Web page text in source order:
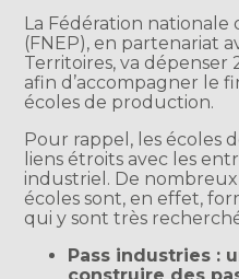
La Fédération
(FNEP), en partenariat
Territoires, va dépenser
afin d’accompagner le
écoles de production.
Pour rappel, les écoles
liens étroits avec les
industriel. De nombreux
écoles sont, en effet,
qui y sont très
Pass industries :
construire des